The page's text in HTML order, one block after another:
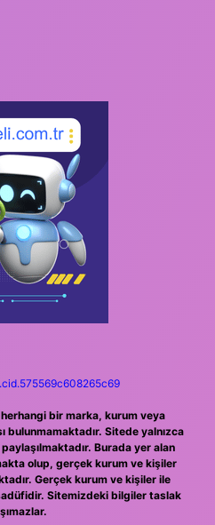
bir marka, kurum veya
bulunmamaktadır. Sitede yalnızca
Burada yer alan
olup, gerçek kurum ve kişiler
Gerçek kurum ve kişiler ile
Sitemizdeki bilgiler taslak